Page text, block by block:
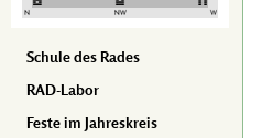
Schule des Rades
RAD-Labor
Feste im Jahreskreis